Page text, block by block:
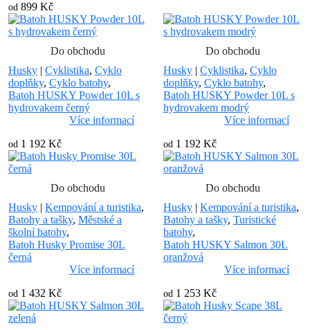
od 899 Kč
Do obchodu
Husky | Cyklistika, Cyklo
doplňky, Cyklo batohy,
Batoh HUSKY Powder 10L s
hydrovakem černý
Více informací
od 1 192 Kč
Do obchodu
Husky | Cyklistika, Cyklo
doplňky, Cyklo batohy,
Batoh HUSKY Powder 10L s
hydrovakem modrý
Více informací
od 1 192 Kč
Do obchodu
Husky | Kempování a turistika,
Batohy a tašky, Městské a
školní batohy,
Batoh Husky Promise 30L
černá
Více informací
od 1 432 Kč
Do obchodu
Husky | Kempování a turistika,
Batohy a tašky, Turistické
batohy,
Batoh HUSKY Salmon 30L
oranžová
Více informací
od 1 253 Kč